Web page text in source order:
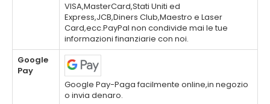
VISA,MasterCard,Stati Uniti ed
Express,JCB,Diners Club,Maestro e Laser
Card,ecc.PayPal non condivide mai le tue
informazioni finanziarie con noi.
Google
Pay
Google Pay-Paga facilmente online,in negozio
o invia denaro.